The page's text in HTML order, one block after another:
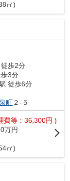
㎡)
徒歩2分
歩3分
徒歩6分
町２-５
費等：36,300円 )
0万円
㎡)